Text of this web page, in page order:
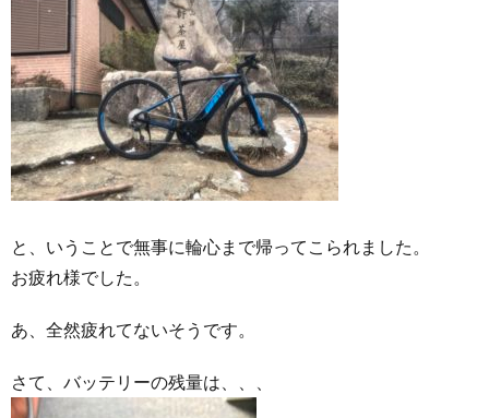
と、いうことで無事に輪心まで帰ってこられました。
お疲れ様でした。
あ、全然疲れてないそうです。
さて、バッテリーの残量は、、、